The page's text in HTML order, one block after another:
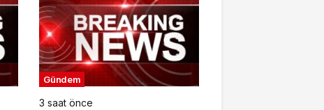
Gündem
3 saat önce